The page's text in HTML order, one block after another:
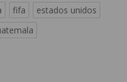
fifa
estados unidos